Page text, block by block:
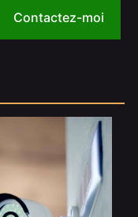
Contactez-moi